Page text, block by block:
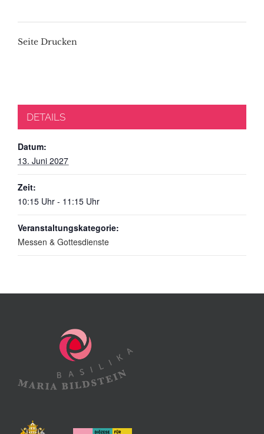
Seite Drucken
DETAILS
Datum:
13. Juni 2027
Zeit:
10:15 Uhr - 11:15 Uhr
Veranstaltungskategorie:
Messen & Gottesdienste